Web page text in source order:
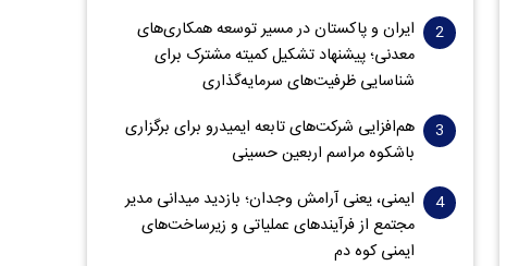
ایران و پاکستان در مسیر توسعه همکاری‌های
معدنی؛ پیشنهاد تشکیل کمیته مشترک برای
شناسایی ظرفیت‌های سرمایه‌گذاری
هم‌افزایی شرکت‌های تابعه ایمیدرو برای برگزاری
باشکوه مراسم اربعین حسینی
ایمنی، یعنی آرامش وجدان؛ بازدید میدانی مدیر
مجتمع از فرآیندهای عملیاتی و زیرساخت‌های
ایمنی کوه دم